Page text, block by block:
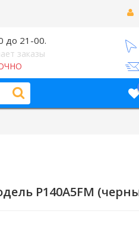
до 21-00.
заказы
P140A5FM